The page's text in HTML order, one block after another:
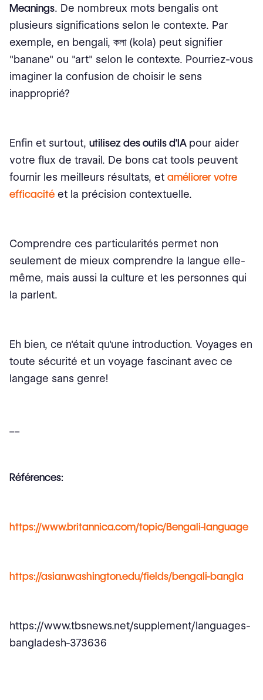
Meanings. De nombreux mots bengalis ont
plusieurs significations selon le contexte. Par
exemple, en bengali, কলা (kola) peut signifier
"banane" ou "art" selon le contexte. Pourriez-vous
imaginer la confusion de choisir le sens
inapproprié?
Enfin et surtout, utilisez des outils d'IA pour aider
votre flux de travail. De bons cat tools peuvent
fournir les meilleurs résultats, et améliorer votre
efficacité et la précision contextuelle.
Comprendre ces particularités permet non
seulement de mieux comprendre la langue elle-
même, mais aussi la culture et les personnes qui
la parlent.
Eh bien, ce n'était qu'une introduction. Voyages en
toute sécurité et un voyage fascinant avec ce
langage sans genre!
Références:
https://www.britannica.com/topic/Bengali-language
https://asian.washington.edu/fields/bengali-bangla
https://www.tbsnews.net/supplement/languages-
bangladesh-373636